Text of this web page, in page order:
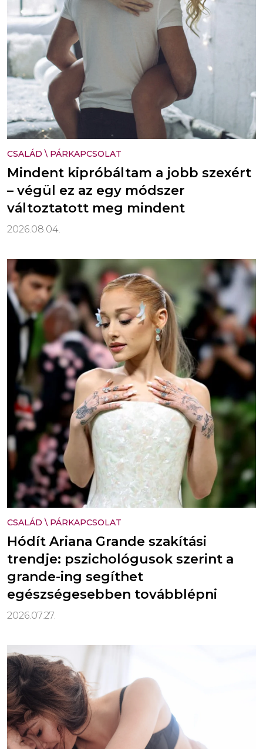
CSALÁD \ PÁRKAPCSOLAT
Mindent kipróbáltam a jobb szexért
– végül ez az egy módszer
változtatott meg mindent
2026.08.04.
CSALÁD \ PÁRKAPCSOLAT
Hódít Ariana Grande szakítási
trendje: pszichológusok szerint a
grande-ing segíthet
egészségesebben továbblépni
2026.07.27.